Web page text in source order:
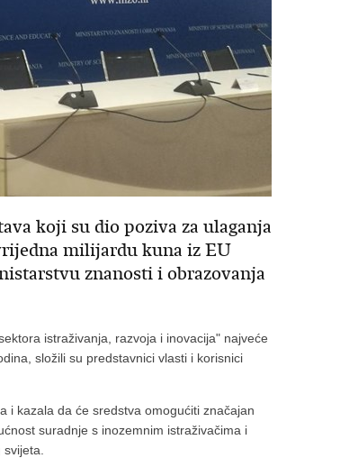
koji su dio poziva za ulaganja
milijardu kuna iz EU
znanosti i obrazovanja
istraživanja, razvoja i inovacija" najveće
složili su predstavnici vlasti i korisnici
i kazala da će sredstva omogućiti značajan
suradnje s inozemnim istraživačima i